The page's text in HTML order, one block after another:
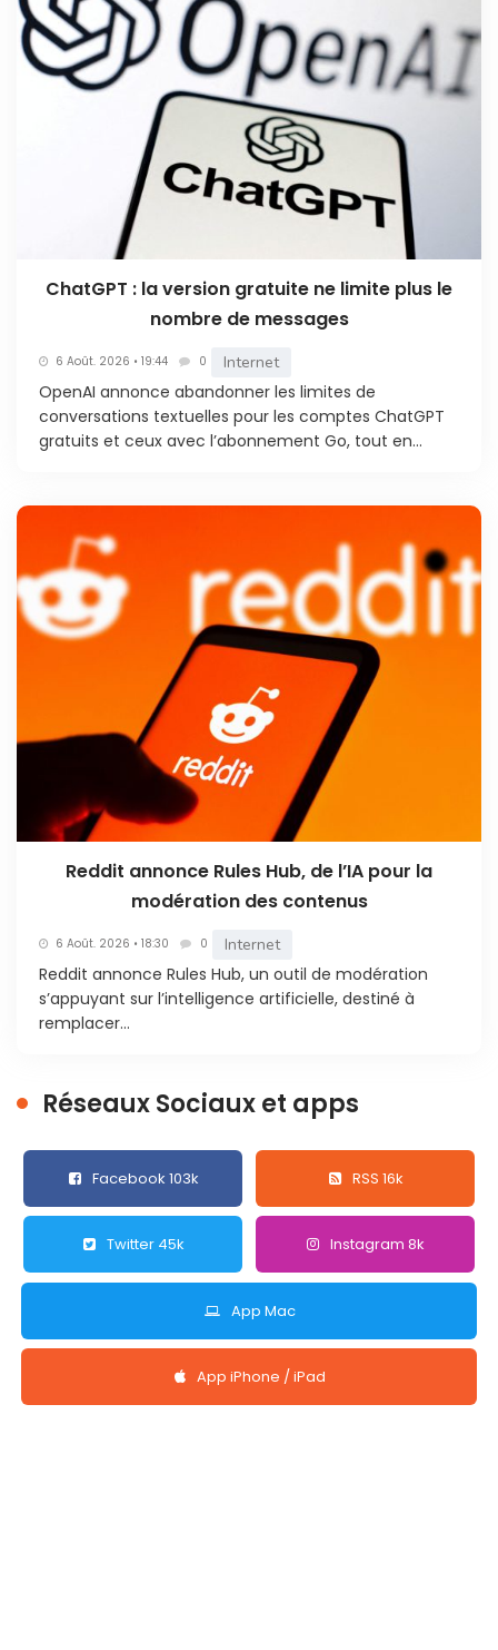
ChatGPT : la version gratuite ne limite plus le
nombre de messages
6 Août. 2026 • 19:44 0 Internet
OpenAI annonce abandonner les limites de
conversations textuelles pour les comptes ChatGPT
gratuits et ceux avec l’abonnement Go, tout en...
Reddit annonce Rules Hub, de l’IA pour la
modération des contenus
6 Août. 2026 • 18:30 0 Internet
Reddit annonce Rules Hub, un outil de modération
s’appuyant sur l’intelligence artificielle, destiné à
remplacer...
Réseaux Sociaux et apps
Facebook 103k RSS 16k
Twitter 45k Instagram 8k
App Mac
App iPhone / iPad